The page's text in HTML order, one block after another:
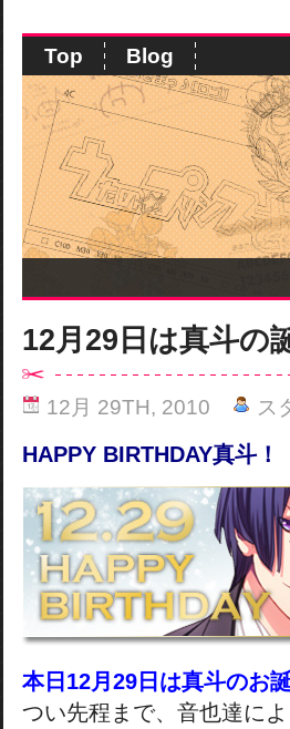
Top Blog
12月29日は真斗の
12月 29TH, 2010 ス
HAPPY BIRTHDAY真斗！
本日12月29日は真斗のお
つい先程まで、音也達に